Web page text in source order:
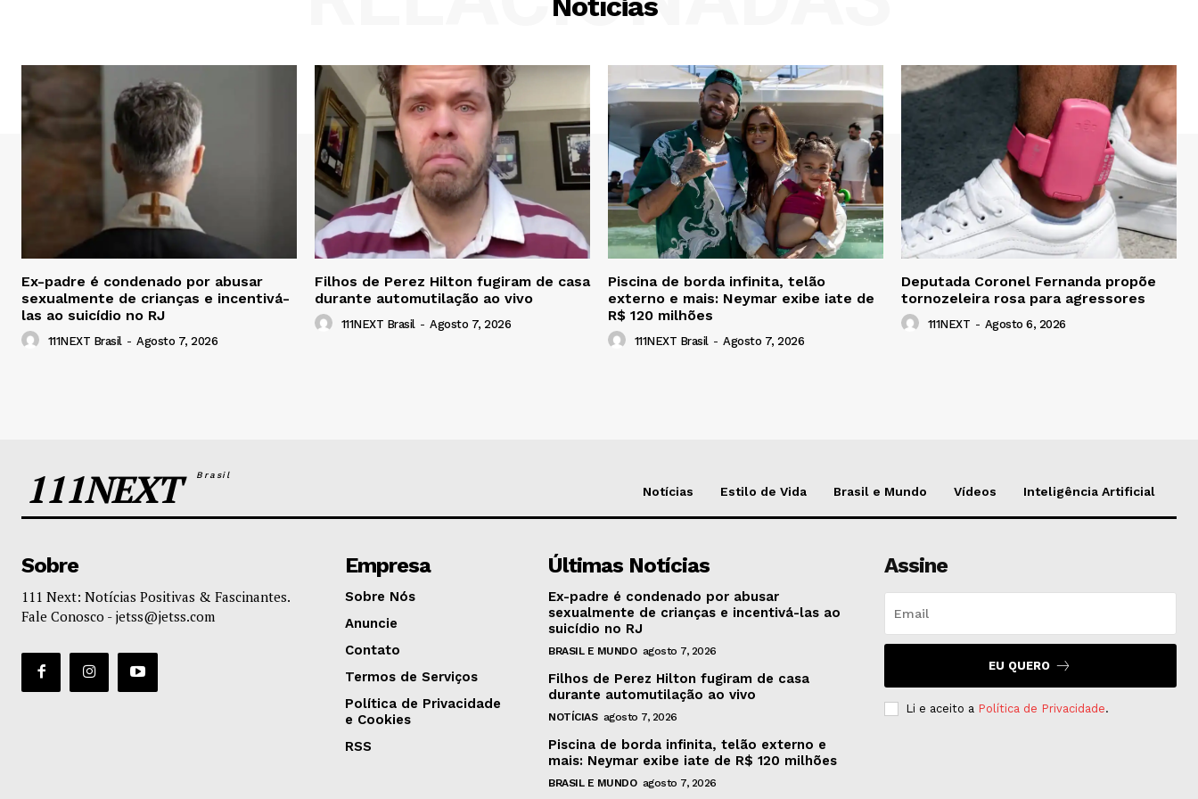
Ex-padre é condenado por abusar
sexualmente de crianças e incentivá-
las ao suicídio no RJ
111NEXT Brasil - Agosto 7, 2026
Filhos de Perez Hilton fugiram de casa
durante automutilação ao vivo
111NEXT Brasil - Agosto 7, 2026
Piscina de borda infinita, telão
externo e mais: Neymar exibe iate de
R$ 120 milhões
111NEXT Brasil - Agosto 7, 2026
Deputada Coronel Fernanda propõe
tornozeleira rosa para agressores
111NEXT - Agosto 6, 2026
111NEXTBrasil
Notícias Estilo de Vida Brasil e Mundo Vídeos Inteligência Artificial
Sobre
111 Next: Notícias Positivas & Fascinantes.
Fale Conosco - jetss@jetss.com
Empresa
Sobre Nós
Anuncie
Contato
Termos de Serviços
Política de Privacidade
e Cookies
RSS
Últimas Notícias
Ex-padre é condenado por abusar
sexualmente de crianças e incentivá-las ao
suicídio no RJ
BRASIL E MUNDO agosto 7, 2026
Filhos de Perez Hilton fugiram de casa
durante automutilação ao vivo
NOTÍCIAS agosto 7, 2026
Piscina de borda infinita, telão externo e
mais: Neymar exibe iate de R$ 120 milhões
BRASIL E MUNDO agosto 7, 2026
Assine
EU QUERO
Li e aceito a Política de Privacidade.